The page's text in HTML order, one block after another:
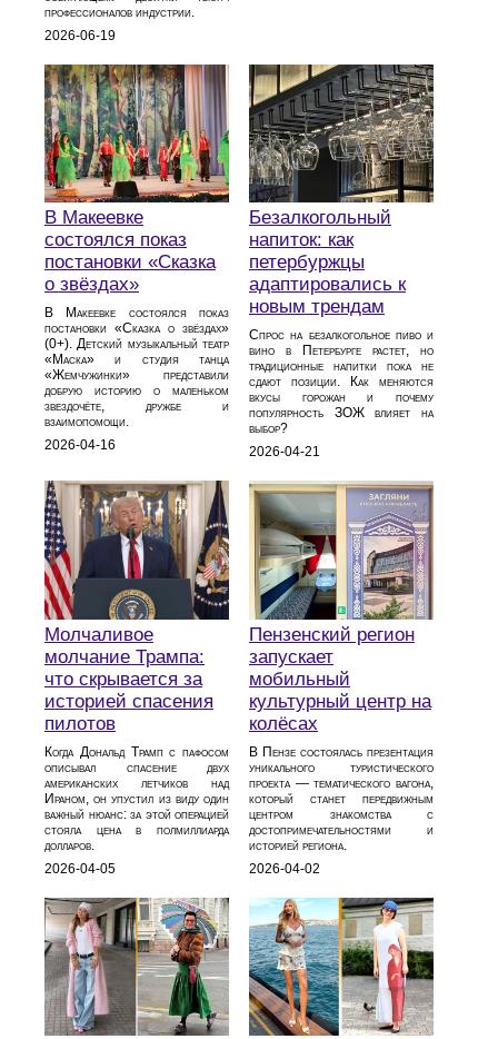
профессионалов индустрии.
2026-06-19
В Макеевке
состоялся показ
постановки «Сказка
о звёздах»
В Макеевке состоялся показ
постановки «Сказка о звёздах»
(0+). Детский музыкальный театр
«Маска» и студия танца
«Жемчужинки» представили
добрую историю о маленьком
звездочёте, дружбе и
взаимопомощи.
2026-04-16
Безалкогольный
напиток: как
петербуржцы
адаптировались к
новым трендам
Спрос на безалкогольное пиво и
вино в Петербурге растет, но
традиционные напитки пока не
сдают позиции. Как меняются
вкусы горожан и почему
популярность ЗОЖ влияет на
выбор?
2026-04-21
Молчаливое
молчание Трампа:
что скрывается за
историей спасения
пилотов
Когда Дональд Трамп с пафосом
описывал спасение двух
американских летчиков над
Ираном, он упустил из виду один
важный нюанс: за этой операцией
стояла цена в полмиллиарда
долларов.
2026-04-05
Пензенский регион
запускает
мобильный
культурный центр на
колёсах
В Пензе состоялась презентация
уникального туристического
проекта — тематического вагона,
который станет передвижным
центром знакомства с
достопримечательностями и
историей региона.
2026-04-02